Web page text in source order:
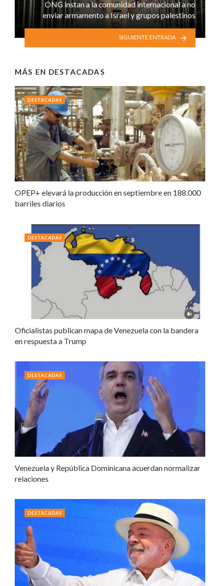
ONG instan a la comunidad internacional a no
enviar armamento a Israel y grupos palestinos
SIGUIENTE ENTRADA
MÁS EN DESTACADAS
OPEP+ elevará la producción en septiembre en 188.000
barriles diarios
DESTACADAS
Oficialistas publican mapa de Venezuela con la bandera
en respuesta a Trump
DESTACADAS
Venezuela y República Dominicana acuerdan normalizar
relaciones
DESTACADAS
DESTACADAS